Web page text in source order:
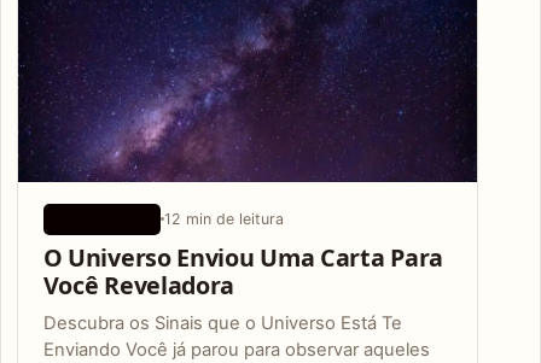
12 min de leitura
O Universo Enviou Uma Carta Para
Você Reveladora
Descubra os Sinais que o Universo Está Te
Enviando Você já parou para observar aqueles